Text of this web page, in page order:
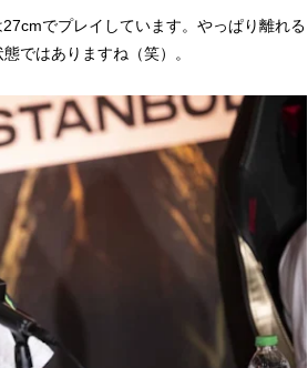
でプレイしています。やっぱり離れる
ではありますね（笑）。